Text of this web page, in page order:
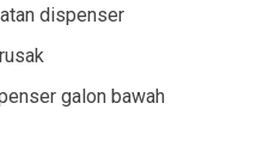
dispenser
galon bawah